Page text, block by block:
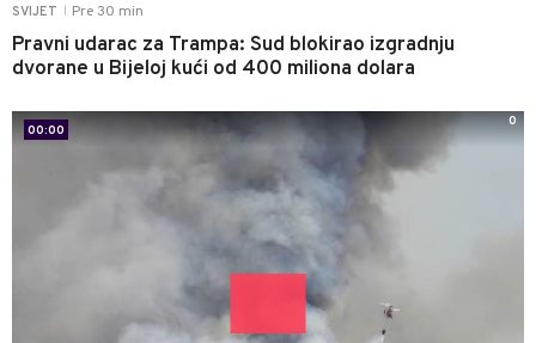
SVIJET Pre 30 min
Pravni udarac za Trampa: Sud blokirao izgradnju
dvorane u Bijeloj kući od 400 miliona dolara
00:00
0